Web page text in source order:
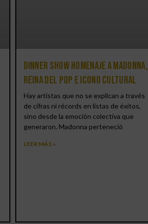
Dinner Show homenaje a Madonna,
reina del pop e icono cultural
Hay artistas que no se explican a través
de cifras ni récords en listas de éxitos,
sino desde la emoción colectiva que
generaron. Madonna perteneció
LEER MÁS »